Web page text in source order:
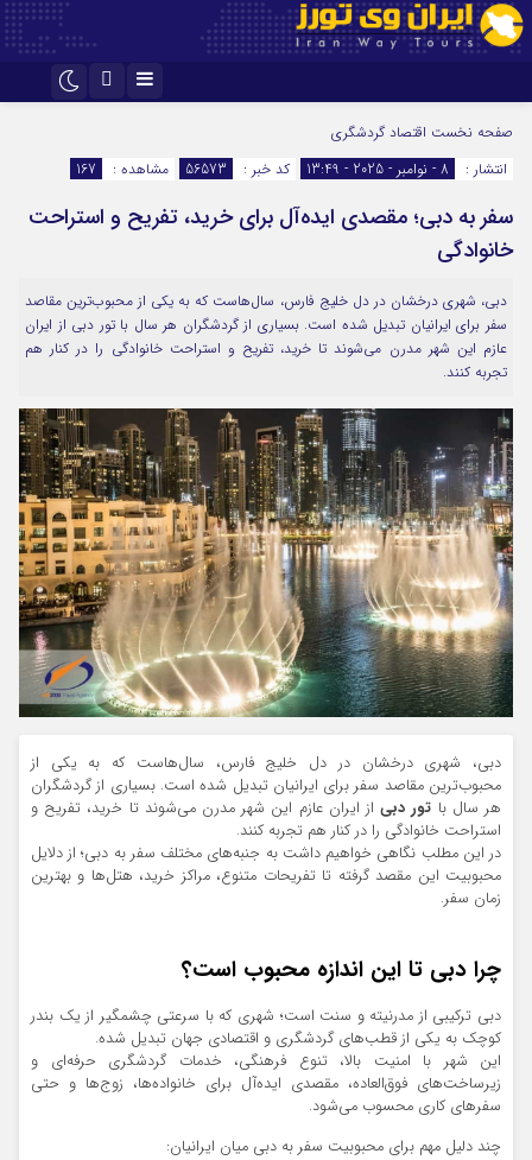
اینستاگرام
صفحه نخست اقتصاد گردشگری
انتشار :
8 - نوامبر - 2025 - 13:49 کد خبر : 56573 مشاهده : 167
سفر به دبی؛ مقصدی ایده‌آل برای خرید، تفریح و استراحت
خانوادگی
دبی، شهری درخشان در دل خلیج فارس، سال‌هاست که به یکی از محبوب‌ترین مقاصد
سفر برای ایرانیان تبدیل شده است. بسیاری از گردشگران هر سال با تور دبی از ایران
عازم این شهر مدرن می‌شوند تا خرید، تفریح و استراحت خانوادگی را در کنار هم
تجربه کنند.
دبی، شهری درخشان در دل خلیج فارس، سال‌هاست که به یکی از
محبوب‌ترین مقاصد سفر برای ایرانیان تبدیل شده است. بسیاری از گردشگران
هر سال با تور دبیاز ایران عازم این شهر مدرن می‌شوند تا خرید، تفریح و
استراحت خانوادگی را در کنار هم تجربه کنند.
در این مطلب نگاهی خواهیم داشت به جنبه‌های مختلف سفر به دبی؛ از دلایل
محبوبیت این مقصد گرفته تا تفریحات متنوع، مراکز خرید، هتل‌ها و بهترین
زمان سفر.
چرا دبی تا این اندازه محبوب است؟
دبی ترکیبی از مدرنیته و سنت است؛ شهری که با سرعتی چشمگیر از یک بندر
کوچک به یکی از قطب‌های گردشگری و اقتصادی جهان تبدیل شده.
این شهر با امنیت بالا، تنوع فرهنگی، خدمات گردشگری حرفه‌ای و
زیرساخت‌های فوق‌العاده، مقصدی ایده‌آل برای خانواده‌ها، زوج‌ها و حتی
سفرهای کاری محسوب می‌شود.
چند دلیل مهم برای محبوبیت سفر به دبی میان ایرانیان: